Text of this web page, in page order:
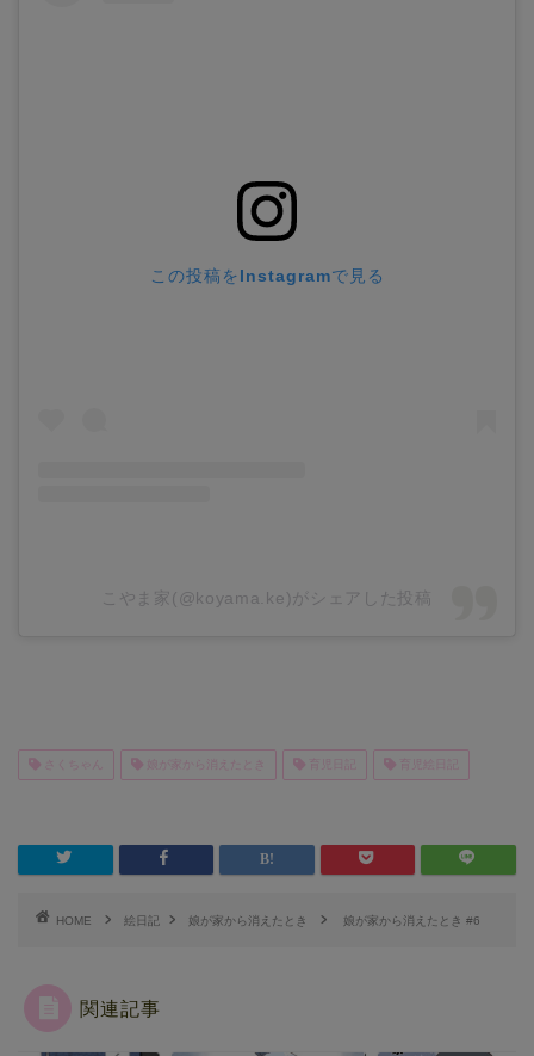
この投稿をInstagramで見る
こやま家(@koyama.ke)がシェアした投稿
さくちゃん 娘が家から消えたとき 育児日記 育児絵日記
HOME 絵日記 娘が家から消えたとき 娘が家から消えたとき #6
関連記事